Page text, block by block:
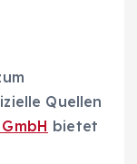
Quellen
bietet